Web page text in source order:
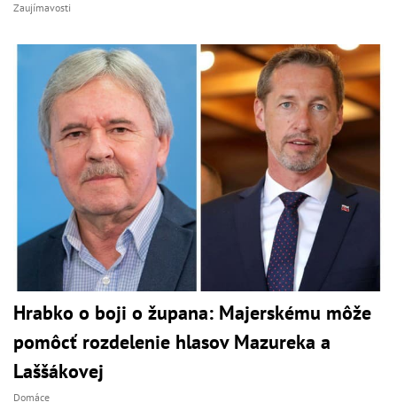
Zaujímavosti
Hrabko o boji o župana: Majerskému môže
pomôcť rozdelenie hlasov Mazureka a
Laššákovej
Domáce